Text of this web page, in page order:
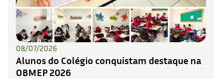
08/07/2026
Alunos do Colégio conquistam destaque na
OBMEP 2026